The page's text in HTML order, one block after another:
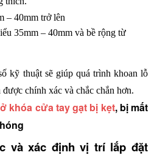
– 40mm trở lên
35mm – 40mm và bề rộng từ
kỹ thuật sẽ giúp quá trình khoan lỗ
chính xác và chắc chắn hơn.
khóa cửa tay gạt bị kẹt, bị mất
và xác định vị trí lắp đặt